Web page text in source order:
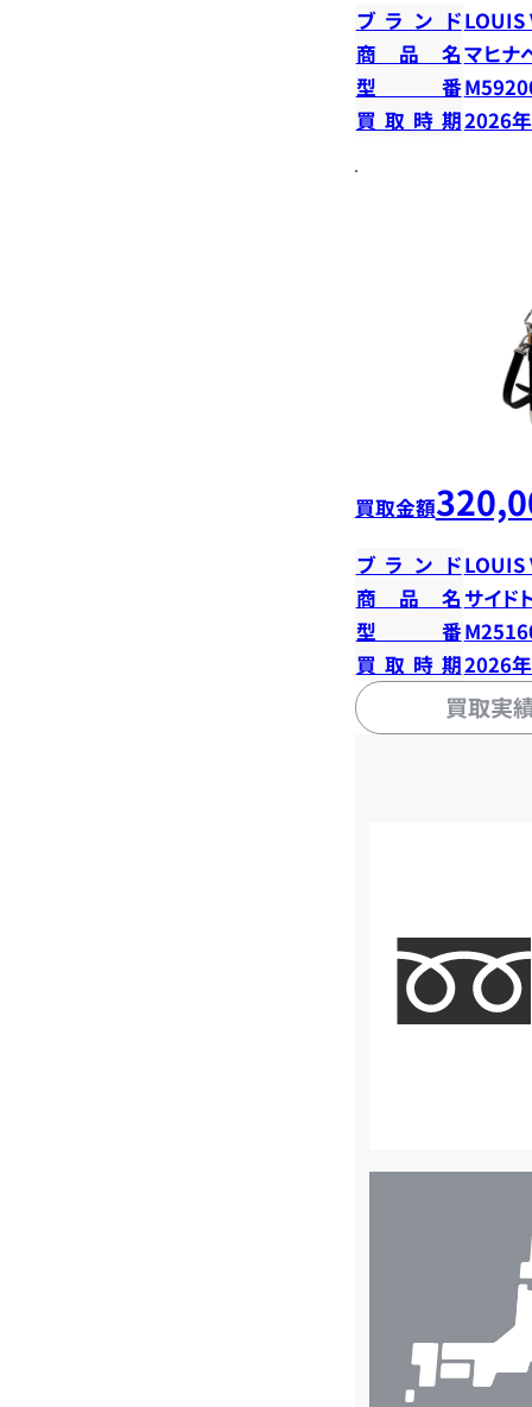
ブランドLOUIS
商品名マヒナ
型番
買取時期2026
買取金額
ブランドLOUIS
商品名 サイド
型番
買取時期2026
買取実